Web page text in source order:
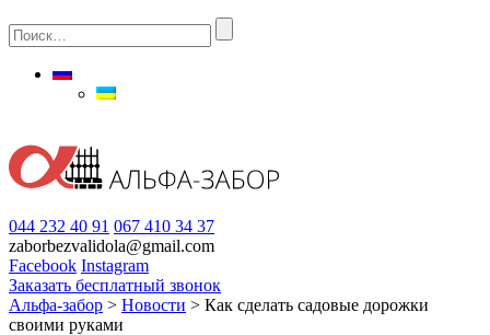
044 232 40 91 067 410 34 37
zaborbezvalidola@gmail.com
Facebook Instagram
Заказать бесплатный звонок
Альфа-забор > Новости > Как сделать садовые дорожки
своими руками